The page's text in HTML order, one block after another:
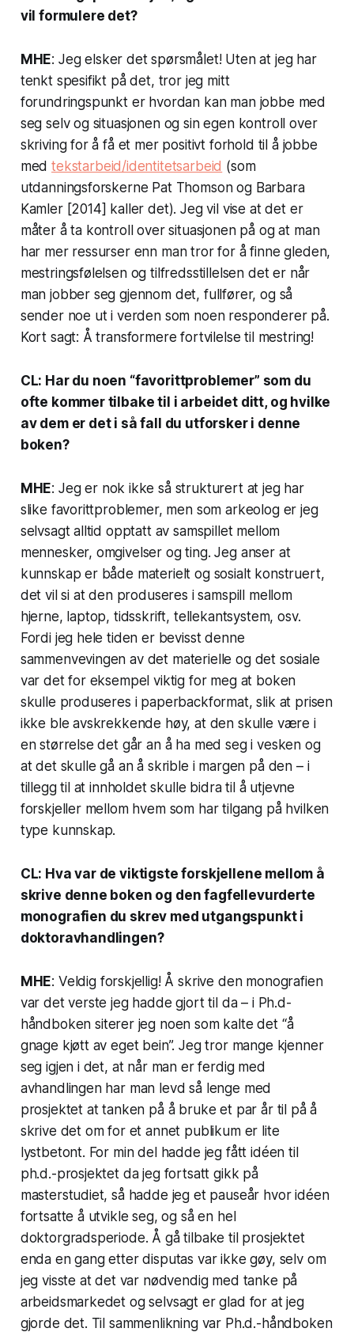
vil formulere det?
MHE: Jeg elsker det spørsmålet! Uten at jeg har
tenkt spesifikt på det, tror jeg mitt
forundringspunkt er hvordan kan man jobbe med
seg selv og situasjonen og sin egen kontroll over
skriving for å få et mer positivt forhold til å jobbe
medtekstarbeid/identitetsarbeid (som
utdanningsforskerne Pat Thomson og Barbara
Kamler [2014] kaller det). Jeg vil vise at det er
måter å ta kontroll over situasjonen på og at man
har mer ressurser enn man tror for å finne gleden,
mestringsfølelsen og tilfredsstillelsen det er når
man jobber seg gjennom det, fullfører, og så
sender noe ut i verden som noen responderer på.
Kort sagt: Å transformere fortvilelse til mestring!
CL: Har du noen “favorittproblemer” som du
ofte kommer tilbake til i arbeidet ditt, og hvilke
av dem er det i så fall du utforsker i denne
boken?
MHE: Jeg er nok ikke så strukturert at jeg har
slike favorittproblemer, men som arkeolog er jeg
selvsagt alltid opptatt av samspillet mellom
mennesker, omgivelser og ting. Jeg anser at
kunnskap er både materielt og sosialt konstruert,
det vil si at den produseres i samspill mellom
hjerne, laptop, tidsskrift, tellekantsystem, osv.
Fordi jeg hele tiden er bevisst denne
sammenvevingen av det materielle og det sosiale
var det for eksempel viktig for meg at boken
skulle produseres i paperbackformat, slik at prisen
ikke ble avskrekkende høy, at den skulle være i
en størrelse det går an å ha med seg i vesken og
at det skulle gå an å skrible i margen på den – i
tillegg til at innholdet skulle bidra til å utjevne
forskjeller mellom hvem som har tilgang på hvilken
type kunnskap.
CL: Hva var de viktigste forskjellene mellom å
skrive denne boken og den fagfellevurderte
monografien du skrev med utgangspunkt i
doktoravhandlingen?
MHE: Veldig forskjellig! Å skrive den monografien
var det verste jeg hadde gjort til da – i Ph.d-
håndbokensiterer jeg noen som kalte det “å
gnage kjøtt av eget bein”. Jeg tror mange kjenner
seg igjen i det, at når man er ferdig med
avhandlingen har man levd så lenge med
prosjektet at tanken på å bruke et par år til på å
skrive det om for et annet publikum er lite
lystbetont. For min del hadde jeg fått idéen til
ph.d.-prosjektet da jeg fortsatt gikk på
masterstudiet, så hadde jeg et pauseår hvor idéen
fortsatte å utvikle seg, og så en hel
doktorgradsperiode. Å gå tilbake til prosjektet
enda en gang etter disputas var ikke gøy, selv om
jeg visste at det var nødvendig med tanke på
arbeidsmarkedet og selvsagt er glad for at jeg
gjorde det. Til sammenlikning var Ph.d.-håndboken